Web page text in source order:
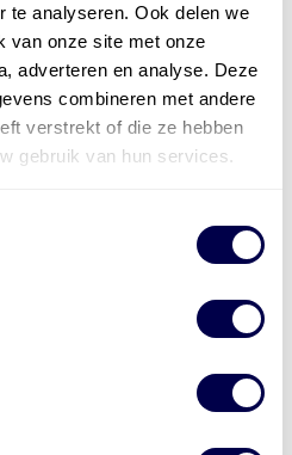
te analyseren. Ook delen we
van onze site met onze
adverteren en analyse. Deze
combineren met andere
verstrekt of die ze hebben
gebruik van hun services.